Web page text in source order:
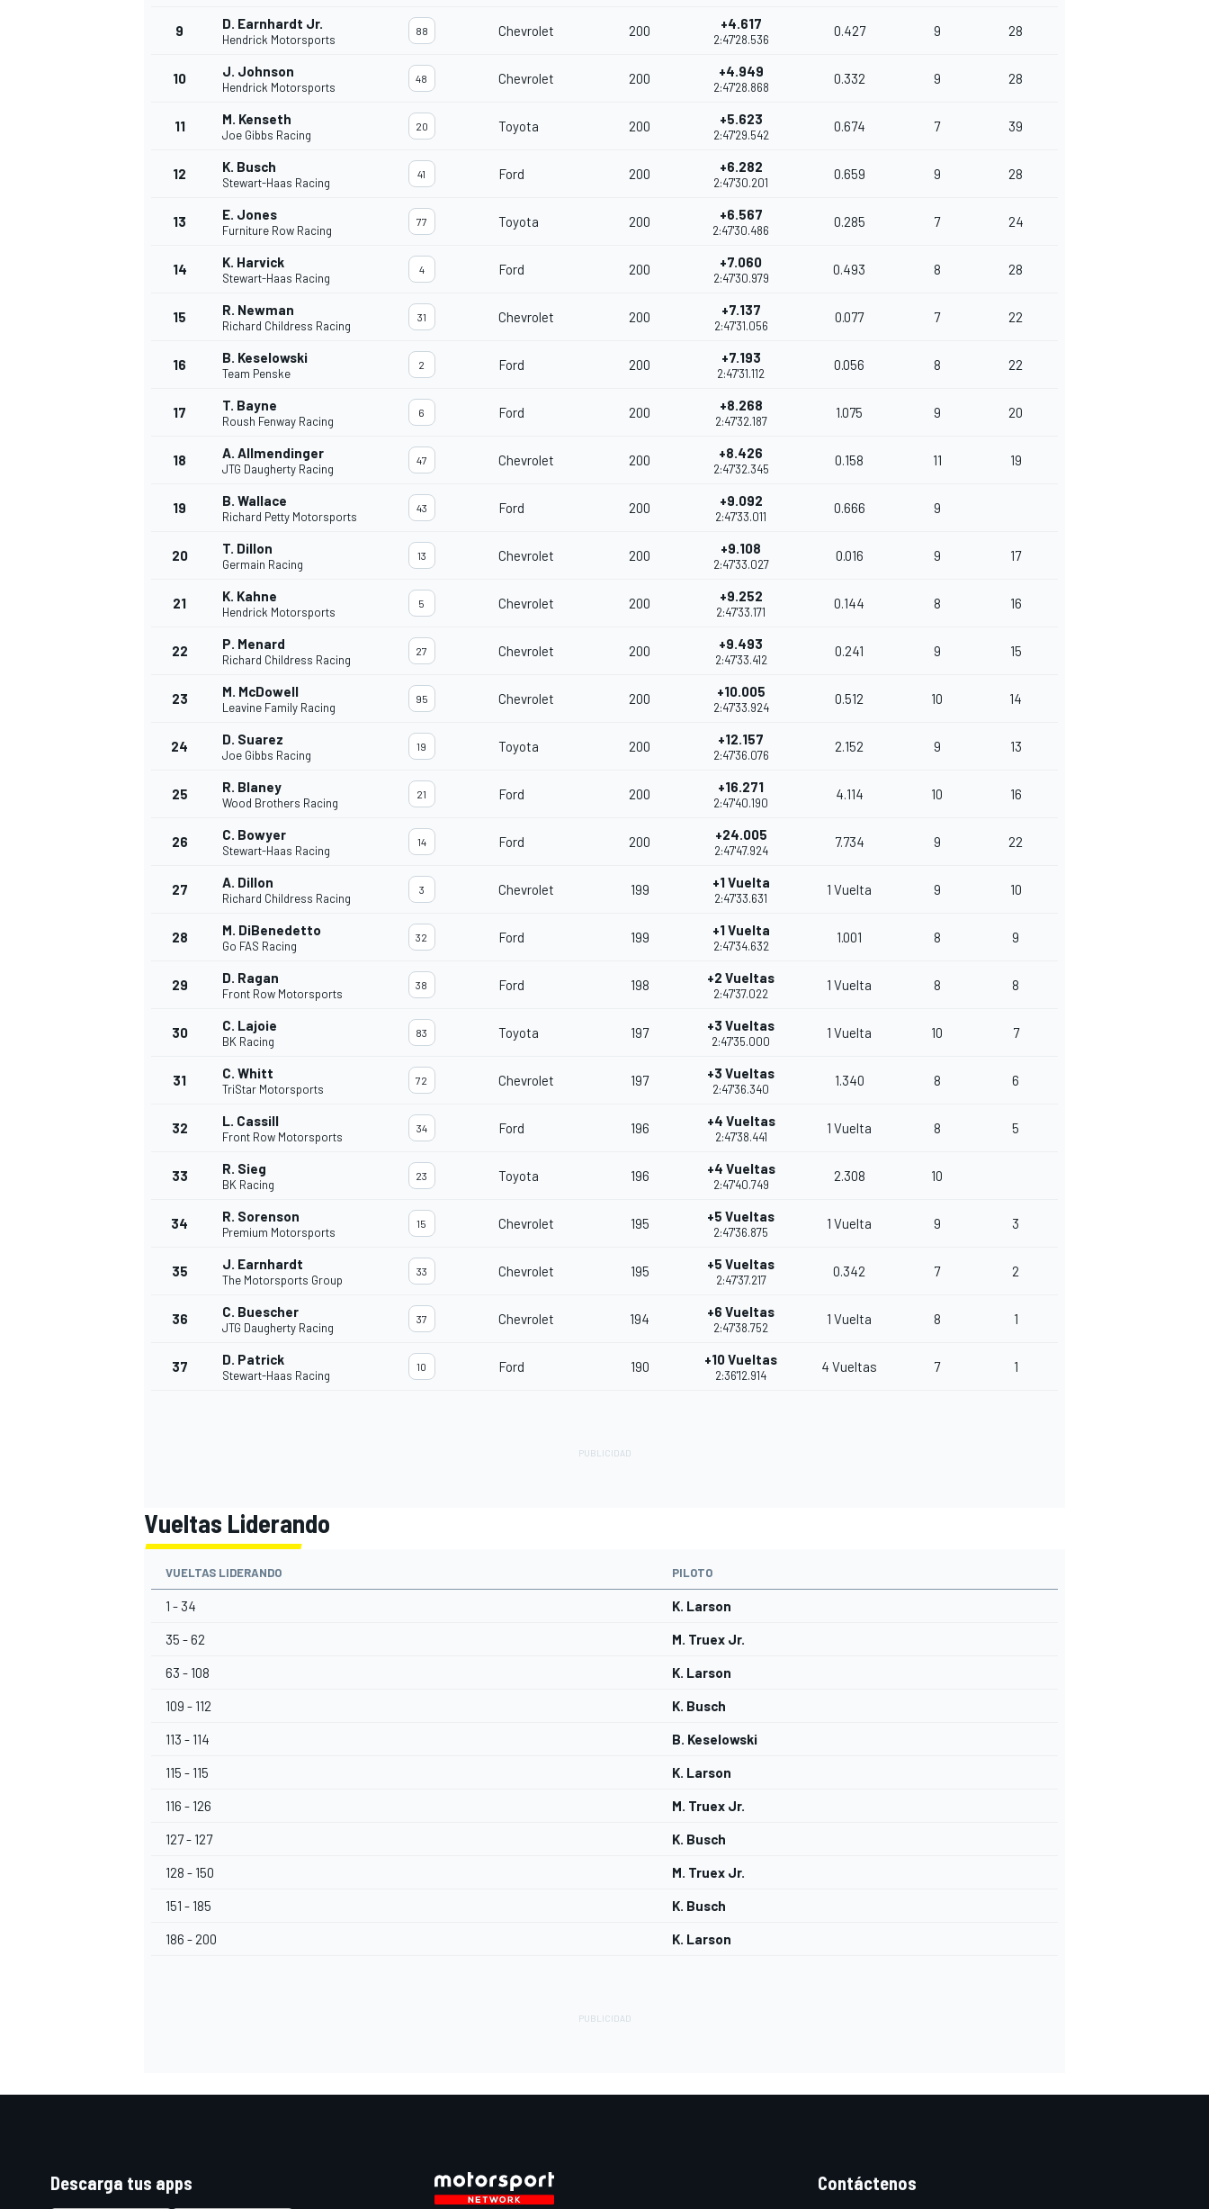
FÓRMULA E
9 D. Earnhardt Jr.
Hendrick Motorsports
88 Chevrolet 200 +4.617
2:47'28.536
0.427 9 28
10 J. Johnson
Hendrick Motorsports
48 Chevrolet 200 +4.949
2:47'28.868
0.332 9 28
11 M. Kenseth
Joe Gibbs Racing
20 Toyota 200 +5.623
2:47'29.542
0.674 7 39
12 K. Busch
Stewart-Haas Racing
41 Ford 200 +6.282
2:47'30.201
0.659 9 28
13 E. Jones
Furniture Row Racing
77 Toyota 200 +6.567
2:47'30.486
0.285 7 24
14 K. Harvick
Stewart-Haas Racing
4 Ford 200 +7.060
2:47'30.979
0.493 8 28
15 R. Newman
Richard Childress Racing
31 Chevrolet 200 +7.137
2:47'31.056
0.077 7 22
16 B. Keselowski
Team Penske
2 Ford 200 +7.193
2:47'31.112
0.056 8 22
17 T. Bayne
Roush Fenway Racing
6 Ford 200 +8.268
2:47'32.187
1.075 9 20
18 A. Allmendinger
JTG Daugherty Racing
47 Chevrolet 200 +8.426
2:47'32.345
0.158 11 19
19 B. Wallace
Richard Petty Motorsports
43 Ford 200 +9.092
2:47'33.011
0.666 9
20 T. Dillon
Germain Racing
13 Chevrolet 200 +9.108
2:47'33.027
0.016 9 17
21 K. Kahne
Hendrick Motorsports
5 Chevrolet 200 +9.252
2:47'33.171
0.144 8 16
22 P. Menard
Richard Childress Racing
27 Chevrolet 200 +9.493
2:47'33.412
0.241 9 15
23 M. McDowell
Leavine Family Racing
95 Chevrolet 200 +10.005
2:47'33.924
0.512 10 14
24 D. Suarez
Joe Gibbs Racing
19 Toyota 200 +12.157
2:47'36.076
2.152 9 13
25 R. Blaney
Wood Brothers Racing
21 Ford 200 +16.271
2:47'40.190
4.114 10 16
26 C. Bowyer
Stewart-Haas Racing
14 Ford 200 +24.005
2:47'47.924
7.734 9 22
27 A. Dillon
Richard Childress Racing
3 Chevrolet 199 +1 Vuelta
2:47'33.631
1 Vuelta 9 10
28 M. DiBenedetto
Go FAS Racing
32 Ford 199 +1 Vuelta
2:47'34.632
1.001 8 9
29 D. Ragan
Front Row Motorsports
38 Ford 198 +2 Vueltas
2:47'37.022
1 Vuelta 8 8
30 C. Lajoie
BK Racing
83 Toyota 197 +3 Vueltas
2:47'35.000
1 Vuelta 10 7
31 C. Whitt
TriStar Motorsports
72 Chevrolet 197 +3 Vueltas
2:47'36.340
1.340 8 6
32 L. Cassill
Front Row Motorsports
34 Ford 196 +4 Vueltas
2:47'38.441
1 Vuelta 8 5
33 R. Sieg
BK Racing
23 Toyota 196 +4 Vueltas
2:47'40.749
2.308 10
34 R. Sorenson
Premium Motorsports
15 Chevrolet 195 +5 Vueltas
2:47'36.875
1 Vuelta 9 3
35 J. Earnhardt
The Motorsports Group
33 Chevrolet 195 +5 Vueltas
2:47'37.217
0.342 7 2
36 C. Buescher
JTG Daugherty Racing
37 Chevrolet 194 +6 Vueltas
2:47'38.752
1 Vuelta 8 1
37 D. Patrick
Stewart-Haas Racing
10 Ford 190 +10 Vueltas
2:36'12.914
4 Vueltas 7 1
Vueltas Liderando
VUELTAS LIDERANDO PILOTO
1 - 34 K. Larson
35 - 62 M. Truex Jr.
63 - 108 K. Larson
109 - 112 K. Busch
113 - 114 B. Keselowski
115 - 115 K. Larson
116 - 126 M. Truex Jr.
127 - 127 K. Busch
128 - 150 M. Truex Jr.
151 - 185 K. Busch
186 - 200 K. Larson
Descarga tus apps Contáctenos